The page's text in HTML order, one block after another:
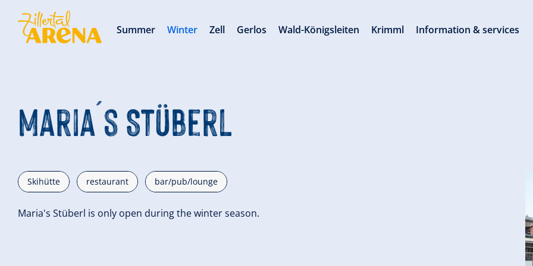
Maria´s Stüberl
Skihütte restaurant bar/pub/lounge
Maria's Stüberl is only open during the winter season.
Summer Winter Zell Gerlos Wald-Königsleiten Krimml Information & services